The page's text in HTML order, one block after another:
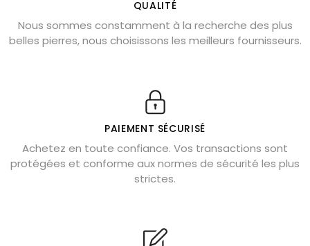
L’améthyste est-elle faite pour moi ?
Chrysocolle : pierre apaisante
Obsidienne dorée : vertus et signification
Véritable citrine naturelle non chauffée
Où placer la citrine dans la maison
Cornaline : propriétés magiques
Capricorne : quelles pierres choisir
Shungite : purification et protection
QUALITÉ
Nous sommes constamment à la recherche des plus
belles pierres, nous choisissons les meilleurs fournisseurs.
PAIEMENT SÉCURISÉ
Achetez en toute confiance. Vos transactions sont
protégées et conforme aux normes de sécurité les plus
strictes.